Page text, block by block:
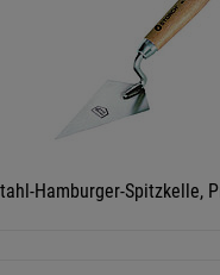
Hamburger-Spitzkelle,